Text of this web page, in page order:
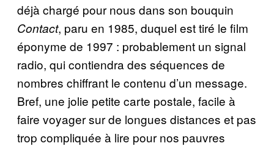
déjà chargé pour nous dans son bouquin
Contact, paru en 1985, duquel est tiré le film
éponyme de 1997 : probablement un signal
radio, qui contiendra des séquences de
nombres chiffrant le contenu d’un message.
Bref, une jolie petite carte postale, facile à
faire voyager sur de longues distances et pas
trop compliquée à lire pour nos pauvres